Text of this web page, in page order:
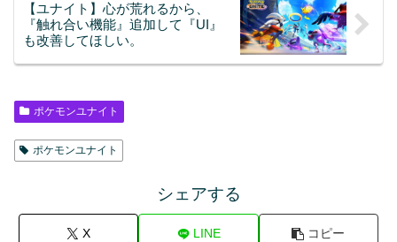
【ユナイト】心が荒れるから、
『触れ合い機能』追加して『UI』
も改善してほしい。
ポケモンユナイト
ポケモンユナイト
シェアする
X LINE コピー